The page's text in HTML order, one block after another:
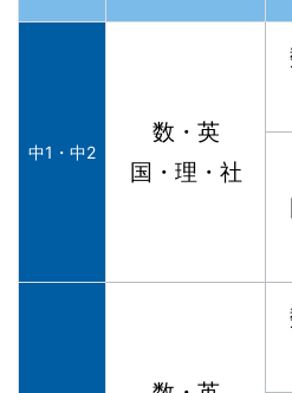
中1・中2
数・英
国・理・社